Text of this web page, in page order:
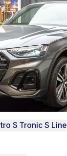
S Tronic S Line